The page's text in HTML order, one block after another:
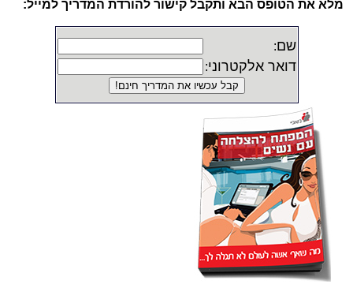
מלא את הטופס הבא ותקבל קישור להורדת המדריך למייל:
שם:
דואר אלקטרוני: